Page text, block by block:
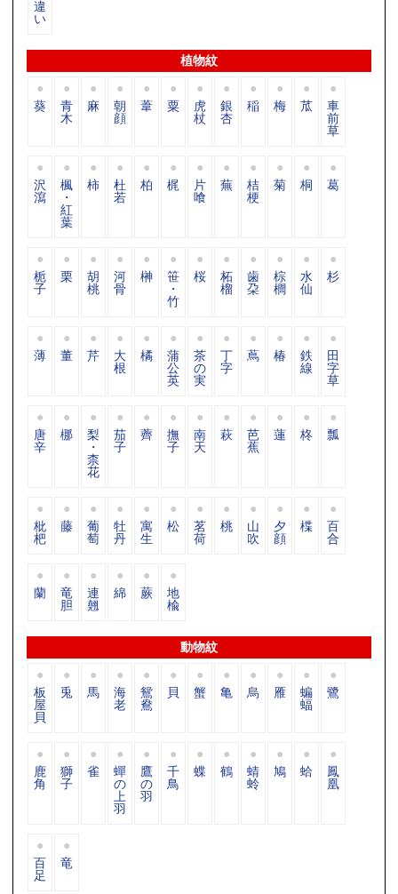
違
い
植物紋
葵 青
木
麻 朝
顔
葦 粟 虎
杖
銀
杏
稲 梅 苽 車
前
草
沢
瀉
楓
・
紅
葉
柿 杜
若
柏 梶 片
喰
蕪 桔
梗
菊 桐 葛
栀
子
栗 胡
桃
河
骨
榊 笹
・
竹
桜 柘
榴
歯
朶
棕
櫚
水
仙
杉
薄 董 芹 大
根
橘 蒲
公
英
茶
の
実
丁
字
蔦 椿 鉄
線
田
字
草
唐
辛
梛 梨
・
柰
花
茄
子
薺 撫
子
南
天
萩 芭
蕉
蓮 柊 瓢
枇
杷
藤 葡
萄
牡
丹
寓
生
松 茗
荷
桃 山
吹
夕
顔
楪 百
合
蘭 竜
胆
連
翹
綿 蕨 地
楡
動物紋
板
屋
貝
兎 馬 海
老
鴛
鴦
貝 蟹 亀 烏 雁 蝙
蝠
鷺
鹿
角
獅
子
雀 蟬
の
上
羽
鷹
の
羽
千
鳥
蝶 鶴 蜻
蛉
鳩 蛤 鳳
凰
百
足
竜